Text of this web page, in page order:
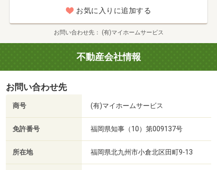
お気に入りに追加する
お問い合わせ先 (有)マイホームサービス
不動産会社情報
お問い合わせ先
商号 (有)マイホームサービス
免許番号 福岡県知事（10）第009137号
所在地 福岡県北九州市小倉北区田町9-13